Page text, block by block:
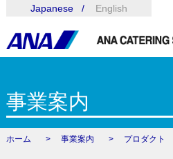
Japanese English
事業案内
ホーム 事業案内 プロダクト